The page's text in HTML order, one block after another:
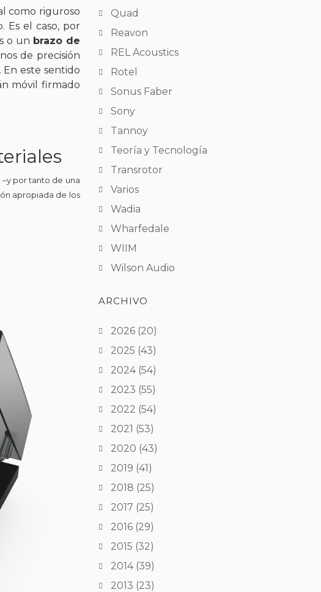
como riguroso
Es el caso, por
o un brazo de
de precisión
. En este sentido
móvil firmado
–y por tanto de una
apropiada de los
Quad
Reavon
REL Acoustics
Rotel
Sonus Faber
Sony
Tannoy
Teoría y Tecnología
Transrotor
Varios
Wadia
Wharfedale
WIIM
Wilson Audio
ARCHIVO
2026(20)
2025 (43)
2024(54)
2023 (55)
2022 (54)
2021 (53)
2020 (43)
2019 (41)
2018 (25)
2017 (25)
2016(29)
2015 (32)
2014(39)
2013 (23)